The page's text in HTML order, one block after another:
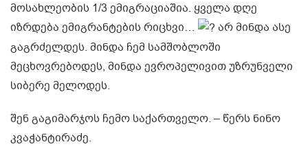
მოსახლეობის 1/3 ემიგრაციაშია. ყველა დღე
იზრდება ემიგრანტების რიცხვი…
არ მინდა ასე
გაგრძელდეს. მინდა ჩემ სამშობლოში
მეცხოვრებოდეს, მინდა ევროპელივით უზრუნველი
სიბერე მელოდეს.
შენ გაგიმარჯოს ჩემო საქართველო. – წერს ნინო
კვაჭანტირაძე.